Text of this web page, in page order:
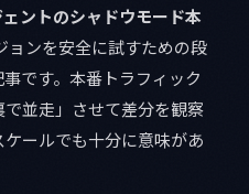
ントのシャドウモード本
ョンを安全に試すための段
です。本番トラフィック
並走」させて差分を観察
ールでも十分に意味があ